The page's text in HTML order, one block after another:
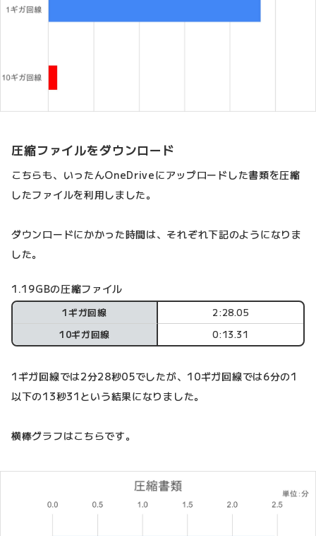
圧縮ファイルをダウンロード
こちらも、いったんOneDriveにアップロードした書類を圧縮
したファイルを利用しました。
ダウンロードにかかった時間は、それぞれ下記のようになりま
した。
1.19GBの圧縮ファイル
1ギガ回線
2:28.05
10ギガ回線
0:13.31
1ギガ回線では2分28秒05でしたが、10ギガ回線では6分の1
以下の13秒31という結果になりました。
横棒グラフはこちらです。